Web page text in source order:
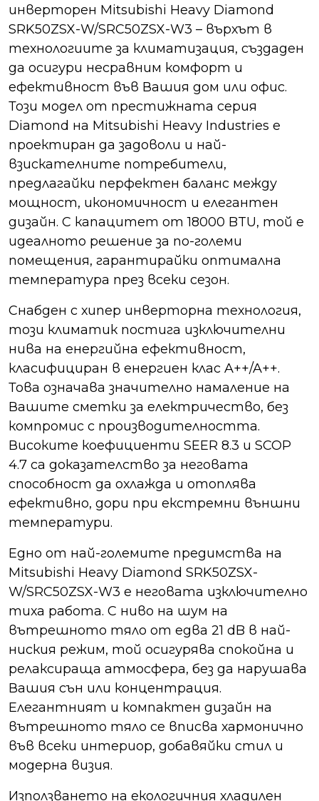
инверторен Mitsubishi Heavy Diamond
SRK50ZSX-W/SRC50ZSX-W3 – върхът в
технологиите за климатизация, създаден
да осигури несравним комфорт и
ефективност във Вашия дом или офис.
Този модел от престижната серия
Diamond на Mitsubishi Heavy Industries е
проектиран да задоволи и най-
взискателните потребители,
предлагайки перфектен баланс между
мощност, икономичност и елегантен
дизайн. С капацитет от 18000 BTU, той е
идеалното решение за по-големи
помещения, гарантирайки оптимална
температура през всеки сезон.
Снабден с хипер инверторна технология,
този климатик постига изключителни
нива на енергийна ефективност,
класифициран в енергиен клас A++/A++.
Това означава значително намаление на
Вашите сметки за електричество, без
компромис с производителността.
Високите коефициенти SEER 8.3 и SCOP
4.7 са доказателство за неговата
способност да охлажда и отоплява
ефективно, дори при екстремни външни
температури.
Едно от най-големите предимства на
Mitsubishi Heavy Diamond SRK50ZSX-
W/SRC50ZSX-W3 е неговата изключително
тиха работа. С ниво на шум на
вътрешното тяло от едва 21 dB в най-
ниския режим, той осигурява спокойна и
релаксираща атмосфера, без да нарушава
Вашия сън или концентрация.
Елегантният и компактен дизайн на
вътрешното тяло се вписва хармонично
във всеки интериор, добавяйки стил и
модерна визия.
Използването на екологичния хладилен